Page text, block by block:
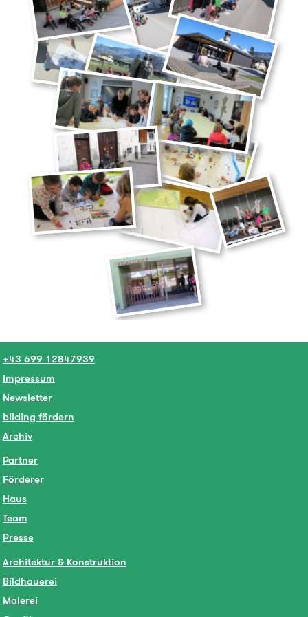
+43 699 12847939
Impressum
Newsletter
bilding fördern
Archiv
Partner
Förderer
Haus
Team
Presse
Architektur & Konstruktion
Bildhauerei
Malerei